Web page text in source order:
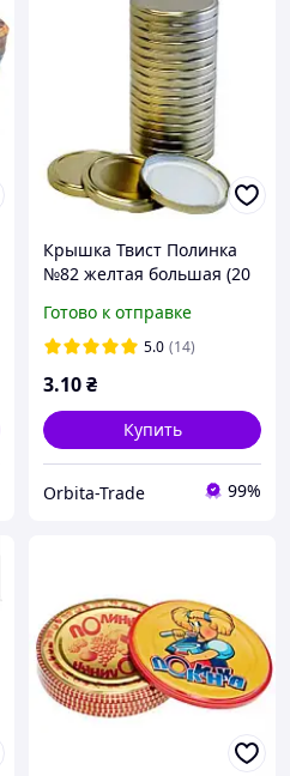
Крышка Твист Полинка
№82 желтая большая (20
Готово к отправке
5.0 (14)
3.10₴
Купить
Orbita-Trade 99%